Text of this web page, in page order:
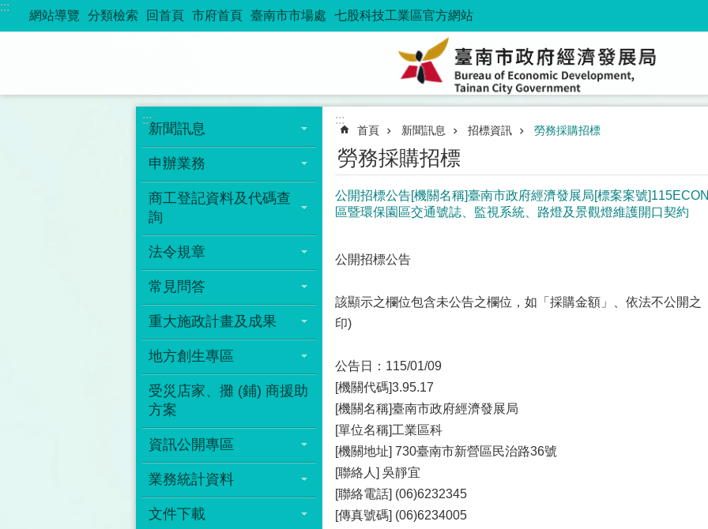
跳到主要內容區塊
:::
網站導覽 分類檢索 回首頁 市府首頁 臺南市市場處 七股科技工業區官方網站
:::
新聞訊息
申辦業務
商工登記資料及代碼查
詢
法令規章
常見問答
重大施政計畫及成果
地方創生專區
受災店家、攤 (鋪) 商援助
方案
資訊公開專區
業務統計資料
文件下載
:::
首頁 新聞訊息 招標資訊 勞務採購招標
勞務採購招標
公開招標公告[機關名稱]臺南市政府經濟發展局[標案案號
區暨環保園區交通號誌、監視系統、路燈及景觀燈維護開口契約
公開招標公告
該顯示之欄位包含未公告之欄位，如「採購金額」、依法不公開
印)
公告日：115/01/09
[機關代碼]3.95.17
[機關名稱]臺南市政府經濟發展局
[單位名稱]工業區科
[機關地址] 730臺南市新營區民治路36號
[聯絡人] 吳靜宜
[聯絡電話] (06)6232345
[傳真號碼] (06)6234005